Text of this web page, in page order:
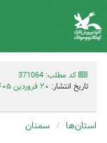
کد مطلب: 371064
تاریخ انتشار: ۲۰ فروردین ۱۴۰۵ - ۱۳:۳۵
استان‌ها سمنان